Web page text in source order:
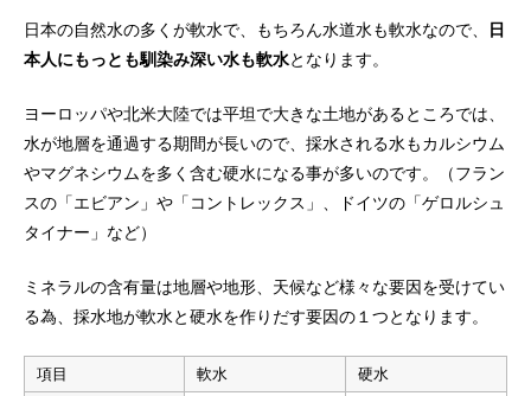
日本の自然水の多くが軟水で、もちろん水道水も軟水なので、
日
本人にもっとも馴染み深い水も軟水となります。
ヨーロッパや北米大陸では平坦で大きな土地があるところでは、
水が地層を通過する期間が長いので、採水される水もカルシウム
やマグネシウムを多く含む硬水になる事が多いのです。（フラン
スの「エビアン」や「コントレックス」、ドイツの「ゲロルシュ
タイナー」など）
ミネラルの含有量は地層や地形、天候など様々な要因を受けてい
る為、採水地が軟水と硬水を作りだす要因の１つとなります。
項目 軟水
硬水